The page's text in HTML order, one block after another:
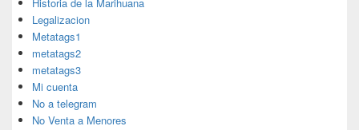
Legalizacion
Metatags1
metatags2
metatags3
Mi cuenta
No a telegram
No Venta a Menores